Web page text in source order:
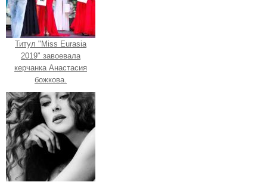
Титул "Miss Eurasia
2019" завоевала
керчанка Анастасия
божкова.